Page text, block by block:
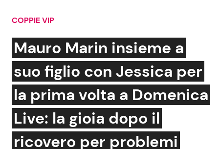
Cerca:
News e Cronaca
Attualità Italiana
Dal Mondo
Economia
Gossip e TV
Bellezze VIP
Coppie VIP
Fiction e Serie TV
COPPIE VIP
Mauro Marin insieme a
suo figlio con Jessica per
la prima volta a Domenica
Live: la gioia dopo il
ricovero per problemi